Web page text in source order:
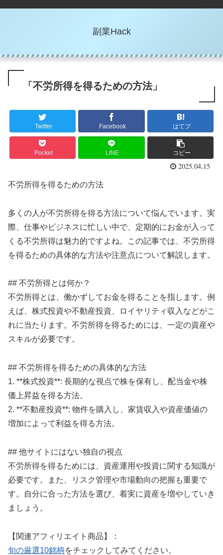
副業Hack
「不労所得を得るための方法」
Twitter Facebook はてブ
Pocket LINE コピー
2025.04.15
不労所得を得るための方法
多くの人が不労所得を得る方法について悩んでいます。実
際、仕事やビジネスに忙しい中で、定期的にお金が入って
くる不労所得は魅力的ですよね。この記事では、不労所得
を得るための具体的な方法や注意点について解説します。
## 不労所得とは何か？
不労所得とは、働かずしてお金を得ることを指します。例
えば、株式投資や不動産投資、ロイヤリティ収入などがこ
れに当たります。不労所得を得るためには、一定の資産や
スキルが必要です。
## 不労所得を得るための具体的な方法
1. **株式投資**: 長期的な視点で株を保有し、配当金や株
価上昇益を得る方法。
2. **不動産投資**: 物件を購入し、家賃収入や資産価値の
増加によって利益を得る方法。
## 他サイトにはない独自の視点
不労所得を得るためには、資産運用や投資に関する知識が
必要です。また、リスク管理や市場動向の把握も重要で
す。自分に合った方法を選び、着実に資産を増やしていき
ましょう。
【関連アフィリエイト商品】：
旬の厳選10銘柄をチェックしてみてください。